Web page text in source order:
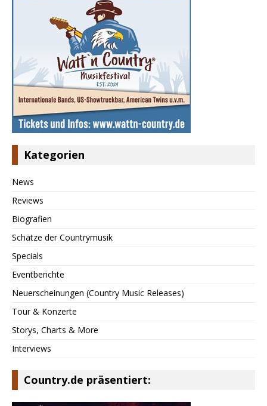
Kategorien
News
Reviews
Biografien
Schätze der Countrymusik
Specials
Eventberichte
Neuerscheinungen (Country Music Releases)
Tour & Konzerte
Storys, Charts & More
Interviews
Country.de präsentiert: